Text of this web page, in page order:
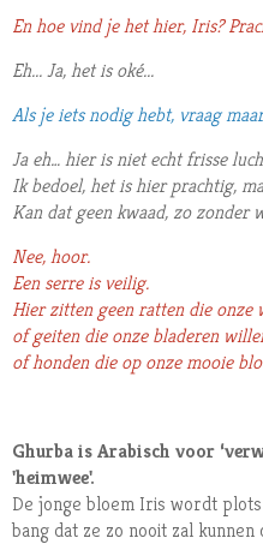
En hoe vind je het hier, Iris?
Eh... Ja, het is oké...
Als je iets nodig hebt, vraag
Ja eh… hier is niet echt frisse
Ik bedoel, het is hier prachtig,
Kan dat geen kwaad, zo zonder
Nee, hoor.
Een serre is veilig.
Hier zitten geen ratten die onze
of geiten die onze bladeren
of honden die op onze mooie
Ghurba is Arabisch voor
'heimwee'.
De jonge bloem Iris wordt
bang dat ze zo nooit zal